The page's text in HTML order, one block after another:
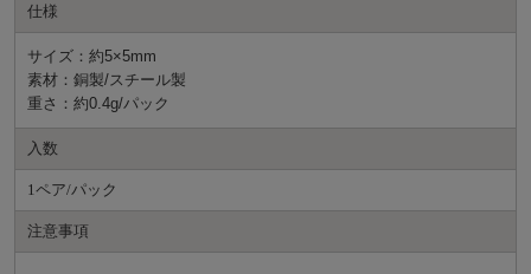
仕様
サイズ：約5×5mm
素材：銅製/スチール製
重さ：約0.4g/パック
入数
1ペア/パック
注意事項